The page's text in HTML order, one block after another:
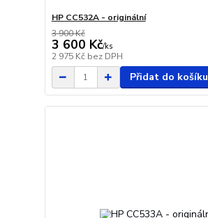
HP CC532A - originální
3 900 Kč
3 600 Kč/ks
2 975 Kč bez DPH
Přidat do košíku